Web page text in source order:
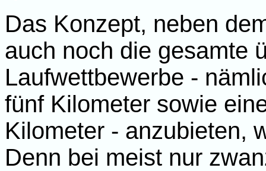
Das Konzept, neben
auch noch die gesamte
Laufwettbewerbe -
fünf Kilometer sowie
Kilometer - anzubieten,
Denn bei meist nur